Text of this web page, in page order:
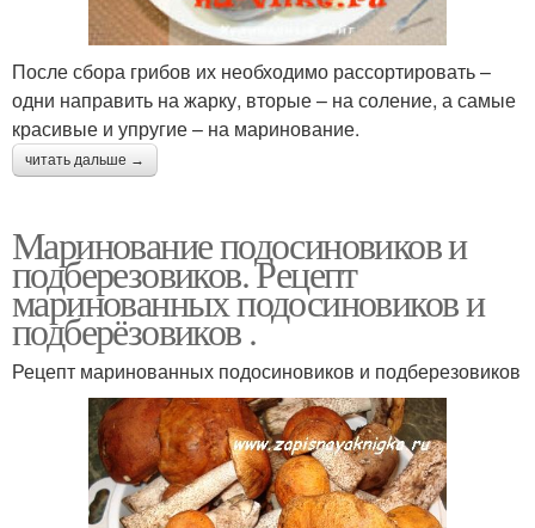
После сбора грибов их необходимо рассортировать –
одни направить на жарку, вторые – на соление, а самые
красивые и упругие – на маринование.
читать дальше →
Маринование подосиновиков и
подберезовиков. Рецепт
маринованных подосиновиков и
подберёзовиков .
Рецепт маринованных подосиновиков и подберезовиков